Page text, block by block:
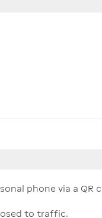
phone via a QR
to traffic.